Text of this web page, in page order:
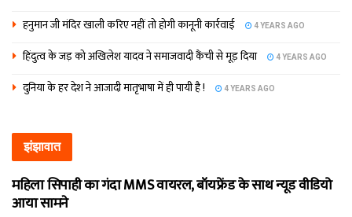
हनुमान जी मंदिर खाली करिए नहीं तो होगी कानूनी कार्रवाई 4 YEARS AGO
हिंदुत्व के जड़ को अखिलेश यादव ने समाजवादी कैंची से मूड़ दिया 4 YEARS AGO
दुनिया के हर देश ने आजादी मातृभाषा में ही पायी है ! 4 YEARS AGO
झंझावात
महिला सिपाही का गंदा MMS वायरल, बॉयफ्रेंड के साथ न्यूड वीडियो
आया सामने